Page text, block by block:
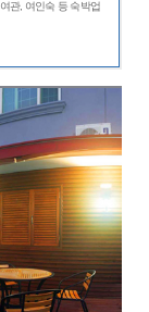
관, 여인숙 등 숙박업